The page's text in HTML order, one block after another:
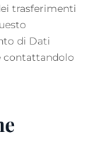
trasferimenti
di Dati
contattandolo